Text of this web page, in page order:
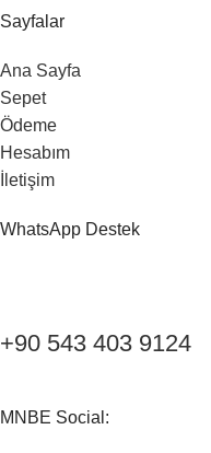
Sayfalar
Ana Sayfa
Sepet
Ödeme
Hesabım
İletişim
WhatsApp Destek
+90 543 403 9124
MNBE Social: